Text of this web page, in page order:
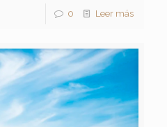
0 Leer más